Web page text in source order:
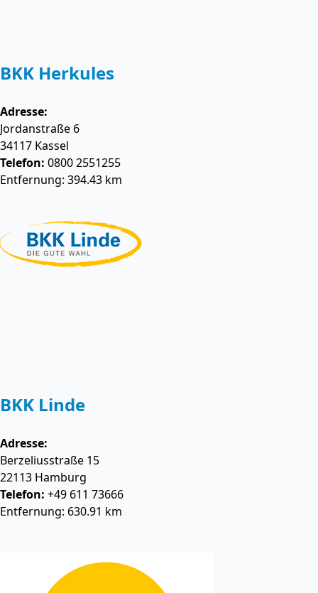
BKK Herkules
Adresse:
Jordanstraße 6
34117 Kassel
Telefon: 0800 2551255
Entfernung: 394.43 km
BKK Linde
Adresse:
Berzeliusstraße 15
22113 Hamburg
Telefon: +49 611 73666
Entfernung: 630.91 km